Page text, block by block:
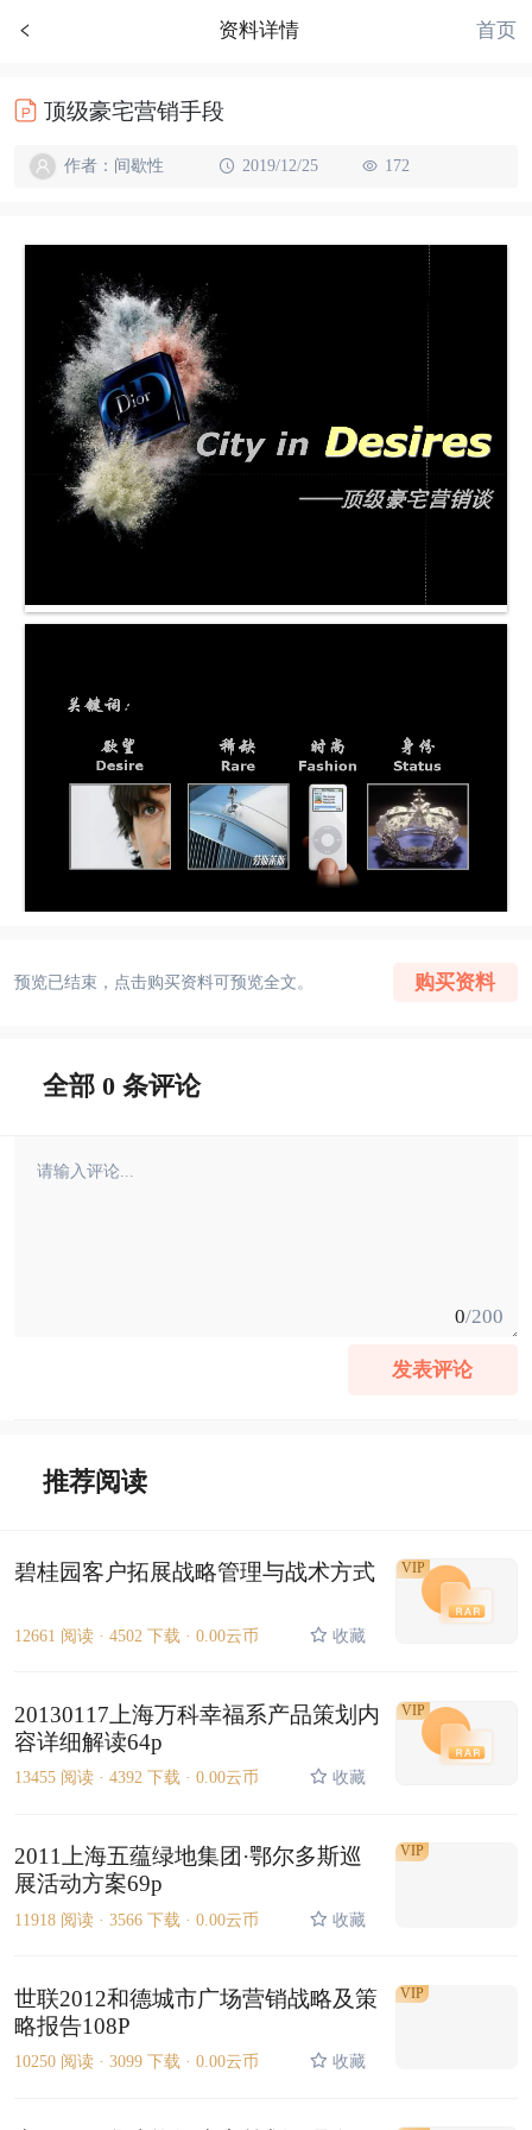
资料详情 首页
顶级豪宅营销手段
作者：间歇性 2019/12/25 172
预览已结束，点击购买资料可预览全文。 购买资料
全部 0 条评论
0/200
发表评论
推荐阅读
碧桂园客户拓展战略管理与战术方式
12661 阅读 · 4502 下载 · 0.00云币 收藏
VIP
20130117上海万科幸福系产品策划内
容详细解读64p
13455 阅读 · 4392 下载 · 0.00云币 收藏
VIP
2011上海五蕴绿地集团·鄂尔多斯巡
展活动方案69p
11918 阅读 · 3566 下载 · 0.00云币 收藏
VIP
世联2012和德城市广场营销战略及策
略报告108P
10250 阅读 · 3099 下载 · 0.00云币 收藏
VIP